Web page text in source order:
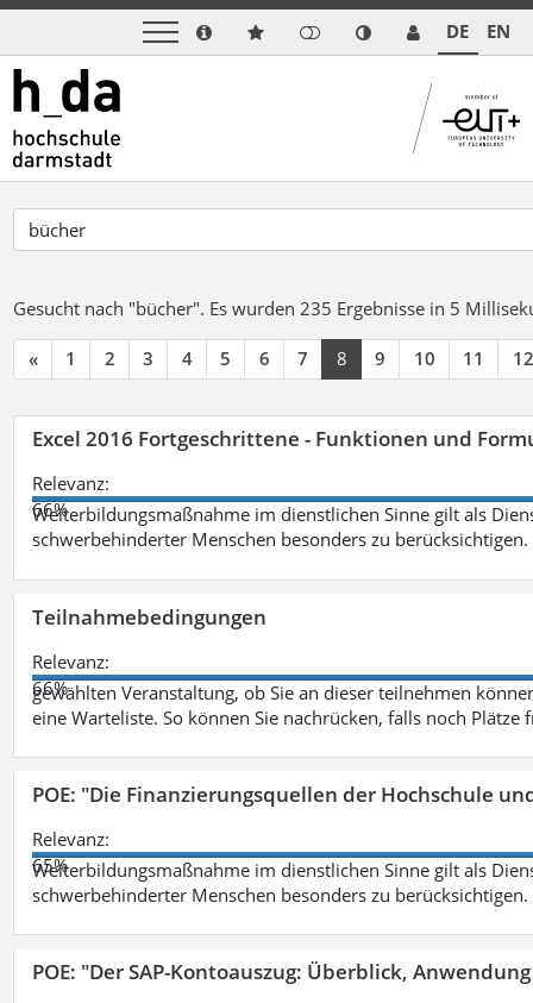
DE EN
Gesucht nach "bücher". Es wurden 235 Ergebnisse in 5
« 1 2 3 4 5 6 7 8 9 10 11 12
Excel 2016 Fortgeschrittene - Funktionen und
Relevanz:
66%
Weiterbildungsmaßnahme im dienstlichen Sinne gilt als
schwerbehinderter Menschen besonders zu berücksichtigen.
Teilnahmebedingungen
Relevanz:
66%
gewählten Veranstaltung, ob Sie an dieser teilnehmen
eine Warteliste. So können Sie nachrücken, falls noch Plätze
POE: "Die Finanzierungsquellen der Hochschule
Relevanz:
65%
Weiterbildungsmaßnahme im dienstlichen Sinne gilt als
schwerbehinderter Menschen besonders zu berücksichtigen.
POE: "Der SAP-Kontoauszug: Überblick,